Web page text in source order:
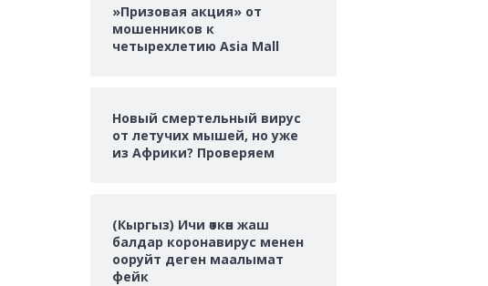
»Призовая акция» от
мошенников к
четырехлетию Asia Mall
Новый смертельный вирус
от летучих мышей, но уже
из Африки? Проверяем
(Кыргыз) Ичи өткөн жаш
балдар коронавирус менен
ооруйт деген маалымат
фейк